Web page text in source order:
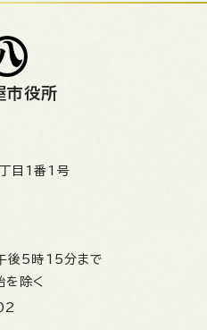
市役所
目1番1号
後5時15分まで
を除く